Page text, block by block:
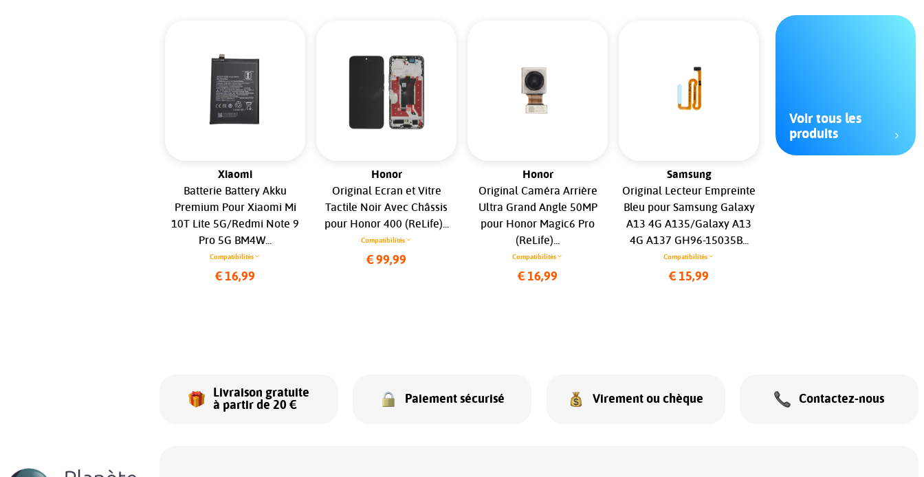
Xiaomi
Batterie Battery Akku
Premium Pour Xiaomi Mi
10T Lite 5G/Redmi Note 9
Pro 5G BM4W...
Compatibilités
€ 16,99
Honor
Original Ecran et Vitre
Tactile Noir Avec Châssis
pour Honor 400 (ReLife)...
Compatibilités
€ 99,99
Honor
Original Caméra Arrière
Ultra Grand Angle 50MP
pour Honor Magic6 Pro
(ReLife)...
Compatibilités
€ 16,99
Samsung
Original Lecteur Empreinte
Bleu pour Samsung Galaxy
A13 4G A135/Galaxy A13
4G A137 GH96-15035B...
Compatibilités
€ 15,99
Voir tous les
produits
Livraison gratuite
à partir de 20 €
Paiement sécurisé Virement ou chèque Contactez-nous